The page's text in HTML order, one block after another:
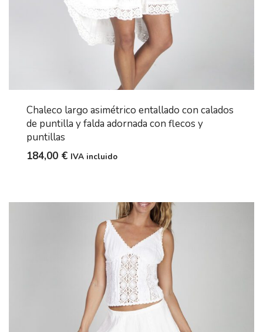
Chaleco largo asimétrico entallado con calados
de puntilla y falda adornada con flecos y
puntillas
184,00 € IVA incluido